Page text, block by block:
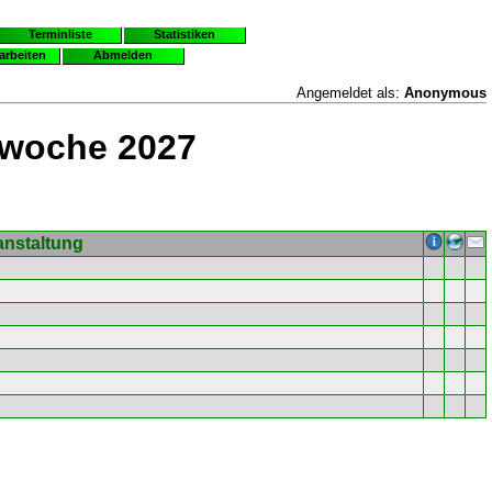
Terminliste
Statistiken
Abmelden
Angemeldet als: Anonymous
2027